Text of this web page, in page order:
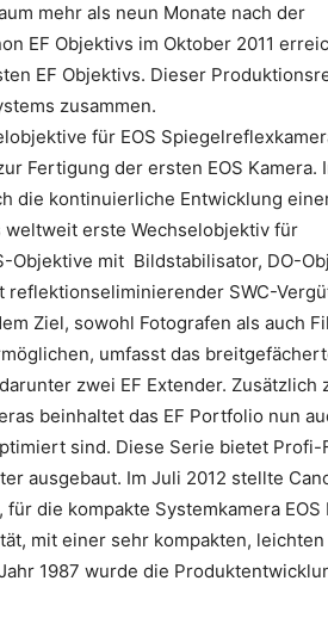
mehr als neun Monate nach der
EF Objektivs im Oktober 2011
EF Objektivs. Dieser
zusammen.
für EOS
Fertigung der ersten EOS Kamera.
die kontinuierliche Entwicklung
erste Wechselobjektiv für
Objektive mit Bildstabilisator, DO-
SWC-
Ziel, sowohl Fotografen als auch
umfasst das
zwei EF Extender. Zusätzlich
beinhaltet das EF Portfolio nun
sind. Diese Serie bietet Profi-
ausgebaut. Im Juli 2012 stellte
die kompakte Systemkamera EOS
mit einer sehr kompakten, leichten
1987 wurde die